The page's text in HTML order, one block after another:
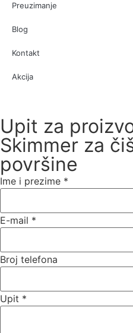
Preuzimanje
Blog
Kontakt
Akcija
Upit za
Skimmer za
površine
Ime i prezime *
E-mail *
Broj telefona
Upit *